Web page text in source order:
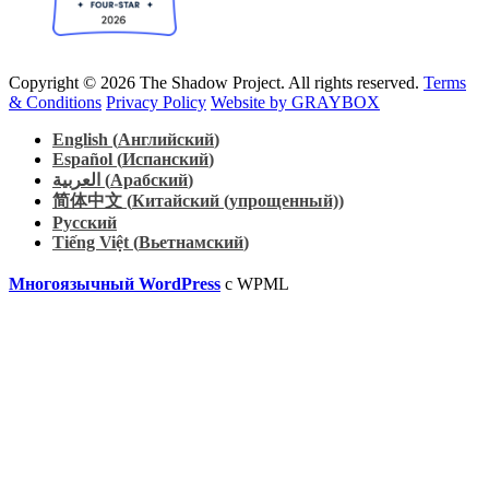
Copyright © 2026 The Shadow Project. All rights reserved. Terms
& Conditions Privacy Policy Website by GRAYBOX
English (Английский)
Español (Испанский)
العربية (Арабский)
简体中文 (Китайский (упрощенный))
Русский
Tiếng Việt (Вьетнамский)
Многоязычный WordPress с WPML